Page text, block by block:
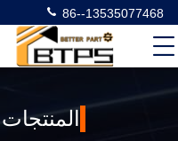
86--13535077468
المنتجات